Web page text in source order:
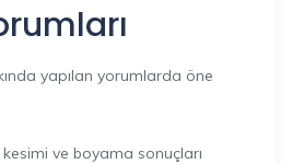
yapılan yorumlarda öne
ve boyama sonuçları